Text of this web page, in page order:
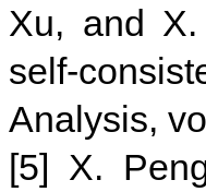
Xu, and X.
self-
Analysis,
[5] X.